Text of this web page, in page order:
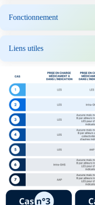
Fonctionnement
Liens utiles